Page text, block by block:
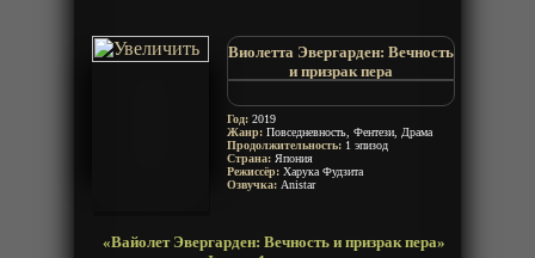
Виолетта Эвергарден: Вечность
и призрак пера
to Jidou Shuki Ningyou
Violet Evergarden: Eternity and
the Auto Memories Doll
Вайолет Эвергарден: Вечность
и автозапоминающая кукла
Doll
Год: 2019
Жанр: Повседневность, Фентези, Драма
Продолжительность: 1 эпизод
Страна: Япония
Режиссёр: Харука Фудзита
Озвучка: Anistar
«Вайолет Эвергарден: Вечность и призрак пера»